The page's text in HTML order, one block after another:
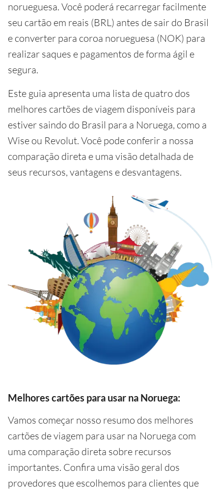
norueguesa. Você poderá recarregar facilmente
seu cartão em reais (BRL) antes de sair do Brasil
e converter para coroa norueguesa (NOK) para
realizar saques e pagamentos de forma ágil e
segura.
Este guia apresenta uma lista de quatro dos
melhores cartões de viagem disponíveis para
estiver saindo do Brasil para a Noruega, como a
Wise ou Revolut. Você pode conferir a nossa
comparação direta e uma visão detalhada de
seus recursos, vantagens e desvantagens.
Melhores cartões para usar na Noruega:
Vamos começar nosso resumo dos melhores
cartões de viagem para usar na Noruega com
uma comparação direta sobre recursos
importantes. Confira uma visão geral dos
provedores que escolhemos para clientes que